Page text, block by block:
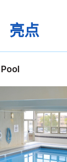
亮点